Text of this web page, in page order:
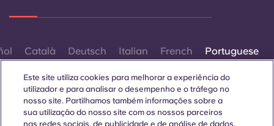
Català Deutsch Italian French Portuguese
Este site utiliza cookies para melhorar a experiência do
utilizador e para analisar o desempenho e o tráfego no
nosso site. Partilhamos também informações sobre a
sua utilização do nosso site com os nossos parceiros
nas redes sociais, de publicidade e de análise de dados.